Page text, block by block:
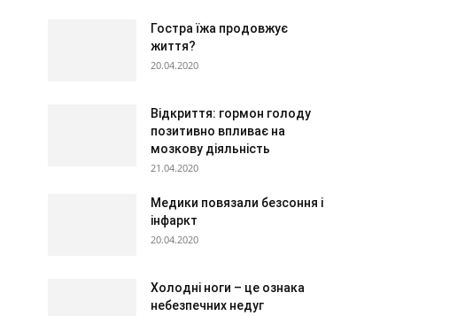
Гостра їжа продовжує
життя?
20.04.2020
Відкриття: гормон голоду
позитивно впливає на
мозкову діяльність
21.04.2020
Медики повязали безсоння і
інфаркт
20.04.2020
Холодні ноги – це ознака
небезпечних недуг